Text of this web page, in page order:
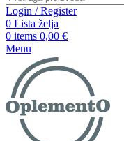
Login / Register
0 Lista želja
0 items 0,00 €
Menu